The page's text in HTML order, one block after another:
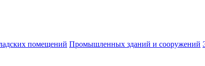
помещений Промышленных зданий и сооружений